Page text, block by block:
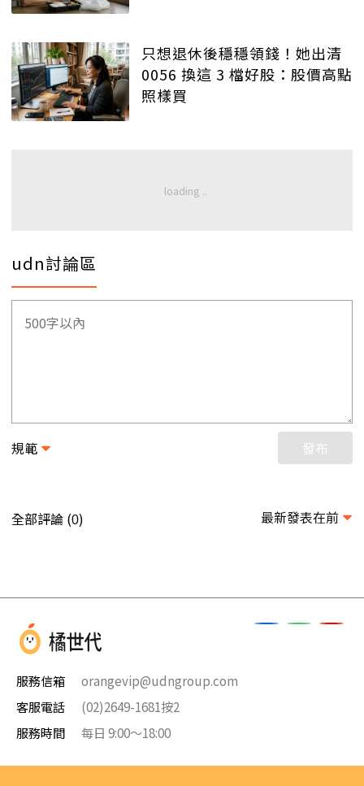
只想退休後穩穩領錢！她出清
0056 換這 3 檔好股：股價高點
照樣買
udn討論區
規範 發布
全部評論 (0) 最新發表在前
服務信箱
orangevip@udngroup.com
客服電話
(02)2649-1681按2
服務時間
每日 9:00～18:00